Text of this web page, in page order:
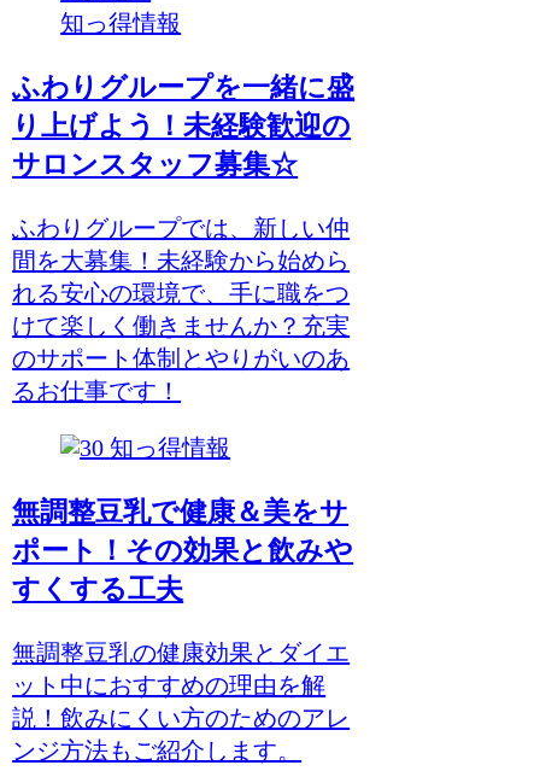
知っ得情報
ふわりグループを一緒に盛
り上げよう！未経験歓迎の
サロンスタッフ募集☆
ふわりグループでは、新しい仲
間を大募集！未経験から始めら
れる安心の環境で、手に職をつ
けて楽しく働きませんか？充実
のサポート体制とやりがいのあ
るお仕事です！
知っ得情報
無調整豆乳で健康＆美をサ
ポート！その効果と飲みや
すくする工夫
無調整豆乳の健康効果とダイエ
ット中におすすめの理由を解
説！飲みにくい方のためのアレ
ンジ方法もご紹介します。